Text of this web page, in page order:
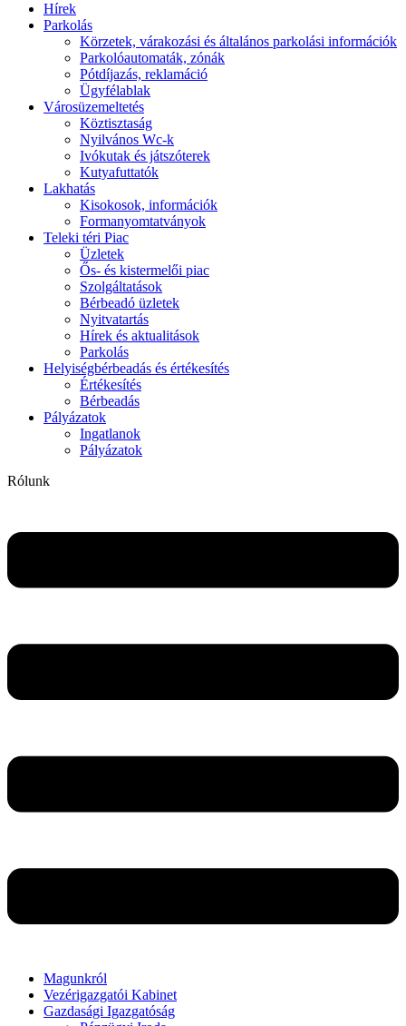
Hírek
Parkolás
Körzetek, várakozási és általános parkolási információk
Parkolóautomaták, zónák
Pótdíjazás, reklamáció
Ügyfélablak
Városüzemeltetés
Köztisztaság
Nyilvános Wc-k
Ivókutak és játszóterek
Kutyafuttatók
Lakhatás
Kisokosok, információk
Formanyomtatványok
Teleki téri Piac
Üzletek
Ős- és kistermelői piac
Szolgáltatások
Bérbeadó üzletek
Nyitvatartás
Hírek és aktualitások
Parkolás
Helyiségbérbeadás és értékesítés
Értékesítés
Bérbeadás
Pályázatok
Ingatlanok
Pályázatok
Rólunk
Magunkról
Vezérigazgatói Kabinet
Gazdasági Igazgatóság